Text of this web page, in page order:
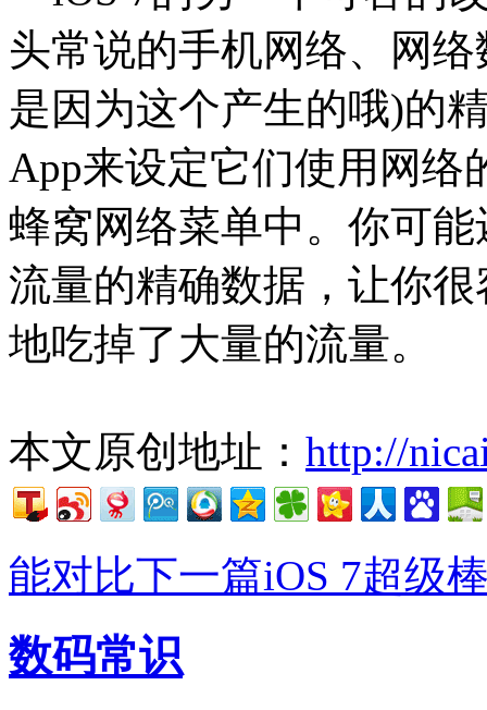
头常说的手机网络、网
是因为这个产生的哦)的
App来设定它们使用网络
蜂窝网络菜单中。你可
流量的精确数据，让你
地吃掉了大量的流量。
本文原创地址： http://
能对比下一篇iOS 7超级
数码常识